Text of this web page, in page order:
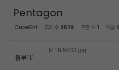
Pentagon
CubeEnt 조회 수 2519 추천 수 1 댓글
첨부 '1'
P 16 5533.jpg